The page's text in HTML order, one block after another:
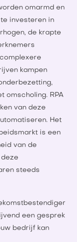
omarmd en
investeren in
de krapte
kampen
omscholing. RPA
van deze
Het
is een
van de
deze
steeds
een gesprek
bedrijf kan